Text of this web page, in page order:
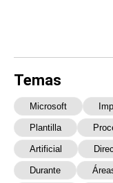
Temas
Microsoft
Plantilla
Artificial
Durante